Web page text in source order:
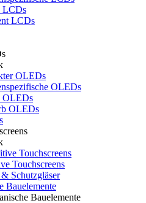
LCDs
LCDs
OLEDs
OLEDs
OLEDs
OLEDs
Touchscreens
Touchscreens
Schutzgläser
Bauelemente
Bauelemente